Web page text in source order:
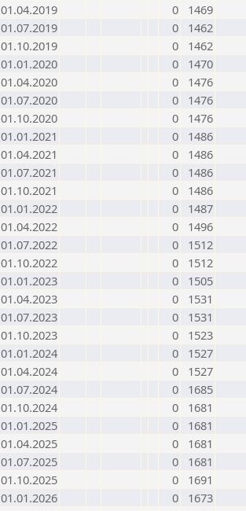
0
1469
0
1462
0
1462
0
1470
0
1476
0
1476
0
1476
0
1486
0
1486
0
1486
0
1486
0
1487
0
1496
0
1512
0
1512
0
1505
0
1531
0
1531
0
1523
0
1527
0
1527
0
1685
0
1681
0
1681
0
1681
0
1681
0
1691
0
1673